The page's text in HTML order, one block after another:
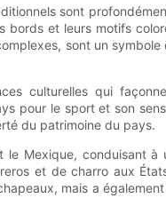
sont
et leurs motifs
sont un
culturelles qui
pour le sport et son
du patrimoine du pays.
Mexique, conduisant
et de charro aux
mais a